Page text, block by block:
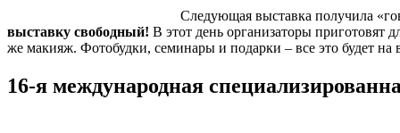
Следующая выставка получила
выставку свободный! В этот день организаторы приготовят
же макияж. Фотобудки, семинары и подарки – все это будет на
16-я международная